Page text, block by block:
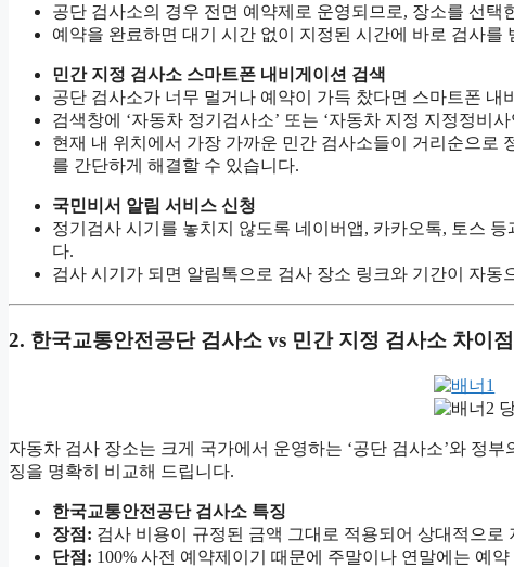
공단 검사소의 경우 전면 예약제로 운영되므로, 장소를 선
예약을 완료하면 대기 시간 없이 지정된 시간에 바로 검사를
민간 지정 검사소 스마트폰 내비게이션 검색
공단 검사소가 너무 멀거나 예약이 가득 찼다면 스마트폰 내
검색창에 ‘자동차 정기검사소’ 또는 ‘자동차 지정 지정정비
현재 내 위치에서 가장 가까운 민간 검사소들이 거리순으로
를 간단하게 해결할 수 있습니다.
국민비서 알림 서비스 신청
정기검사 시기를 놓치지 않도록 네이버앱, 카카오톡, 토스
다.
검사 시기가 되면 알림톡으로 검사 장소 링크와 기간이 자동
2. 한국교통안전공단 검사소 vs 민간 지정 검사소 차이
자동차 검사 장소는 크게 국가에서 운영하는 ‘공단 검사소’와 정
징을 명확히 비교해 드립니다.
한국교통안전공단 검사소 특징
장점: 검사 비용이 규정된 금액 그대로 적용되어 상대적으
단점: 100% 사전 예약제이기 때문에 주말이나 연말에는 예